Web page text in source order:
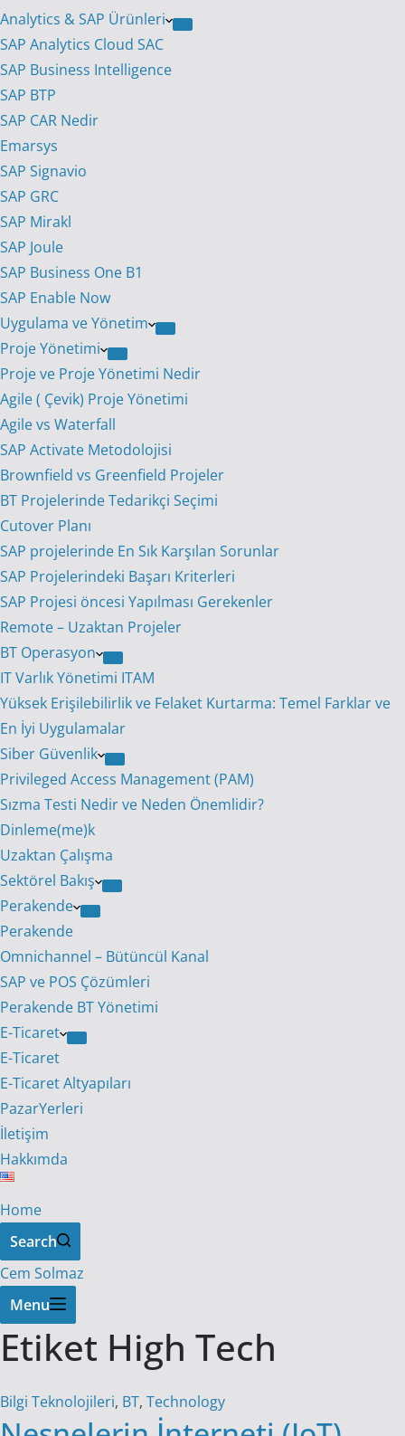
Analytics & SAP Ürünleri
SAP Analytics Cloud SAC
SAP Business Intelligence
SAP BTP
SAP CAR Nedir
Emarsys
SAP Signavio
SAP GRC
SAP Mirakl
SAP Joule
SAP Business One B1
SAP Enable Now
Uygulama ve Yönetim
Proje Yönetimi
Proje ve Proje Yönetimi Nedir
Agile ( Çevik) Proje Yönetimi
Agile vs Waterfall
SAP Activate Metodolojisi
Brownfield vs Greenfield Projeler
BT Projelerinde Tedarikçi Seçimi
Cutover Planı
SAP projelerinde En Sık Karşılan Sorunlar
SAP Projelerindeki Başarı Kriterleri
SAP Projesi öncesi Yapılması Gerekenler
Remote – Uzaktan Projeler
BT Operasyon
IT Varlık Yönetimi ITAM
Yüksek Erişilebilirlik ve Felaket Kurtarma: Temel Farklar ve
En İyi Uygulamalar
Siber Güvenlik
Privileged Access Management (PAM)
Sızma Testi Nedir ve Neden Önemlidir?
Dinleme(me)k
Uzaktan Çalışma
Sektörel Bakış
Perakende
Perakende
Omnichannel – Bütüncül Kanal
SAP ve POS Çözümleri
Perakende BT Yönetimi
E-Ticaret
E-Ticaret
E-Ticaret Altyapıları
PazarYerleri
İletişim
Hakkımda
Home
Search
Cem Solmaz
Menu
Etiket High Tech
Bilgi Teknolojileri, BT, Technology